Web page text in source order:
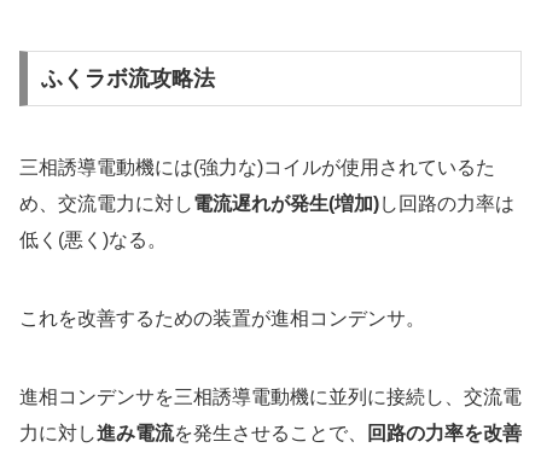
ふくラボ流攻略法
三相誘導電動機には(強力な)コイルが使用されているた
め、交流電力に対し電流遅れが発生(増加)し回路の力率は
低く(悪く)なる。
これを改善するための装置が進相コンデンサ。
進相コンデンサを三相誘導電動機に並列に接続し、交流電
力に対し進み電流を発生させることで、
回路の力率を改善